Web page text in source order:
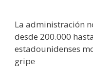
La administración
desde 200.000
estadounidenses
gripe